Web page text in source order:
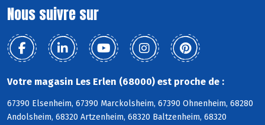
Nous suivre sur
Votre magasin Les Erlen (68000) est proche de :
67390 Elsenheim, 67390 Marckolsheim, 67390 Ohnenheim, 68280
Andolsheim, 68320 Artzenheim, 68320 Baltzenheim, 68320